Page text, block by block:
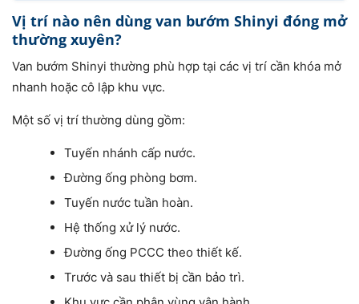
Vị trí nào nên dùng van bướm Shinyi đóng mở
thường xuyên?
Van bướm Shinyi thường phù hợp tại các vị trí cần khóa mở
nhanh hoặc cô lập khu vực.
Một số vị trí thường dùng gồm:
Tuyến nhánh cấp nước.
Đường ống phòng bơm.
Tuyến nước tuần hoàn.
Hệ thống xử lý nước.
Đường ống PCCC theo thiết kế.
Trước và sau thiết bị cần bảo trì.